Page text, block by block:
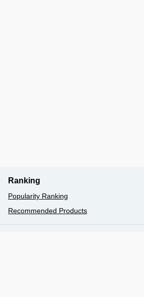
Ranking
Popularity Ranking
Recommended Products